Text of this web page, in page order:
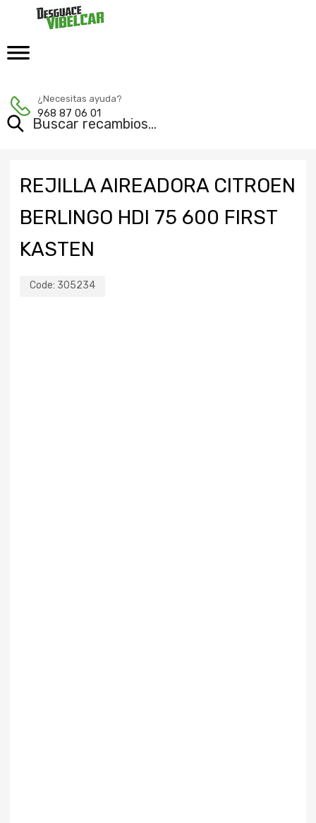
¿Necesitas ayuda?
968 87 06 01
REJILLA AIREADORA CITROEN
BERLINGO HDI 75 600 FIRST
KASTEN
Code: 305234